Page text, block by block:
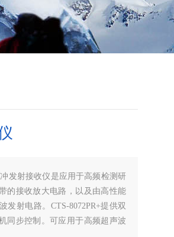
发射接收仪是应用于高频检测研
的接收放大电路，以及由高性能
发射电路。CTS-8072PR+提供双
同步控制。可应用于高频超声波